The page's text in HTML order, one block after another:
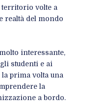
volte a
realtà del mondo
interessante,
studenti e ai
prima volta una
la
a bordo.